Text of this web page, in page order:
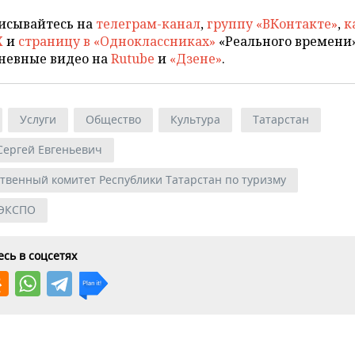
на телеграм-канал,группу «ВКонтакте»,
и страницу в «Одноклассниках» «Реального
видео наRutube и «Дзене».
Услуги Общество Культура
Татарстан
Евгеньевич
комитет Республики Татарстан по туризму
в соцсетях